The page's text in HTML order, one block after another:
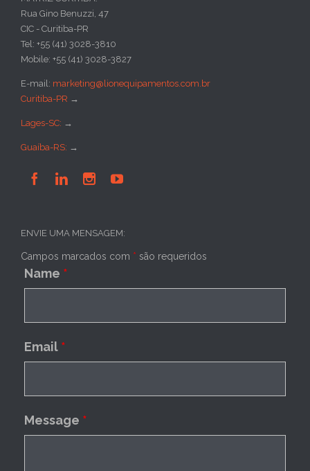
Rua Gino Benuzzi, 47
CIC - Curitiba-PR
Tel: +55 (41) 3028-3810
Mobile: +55 (41) 3028-3827
E-mail: marketing@lionequipamentos.com.br
Curitiba-PR →
Lages-SC: →
Guaíba-RS: →
   
ENVIE UMA MENSAGEM:
Campos marcados com * são requeridos
Name *
Email *
Message *